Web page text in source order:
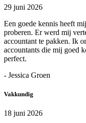
29 juni 2026
Een goede kennis heeft
proberen. Er werd mij
accountant te pakken. Ik
accountants die mij goed
perfect.
- Jessica Groen
Vakkundig
18 juni 2026